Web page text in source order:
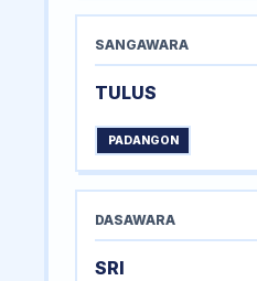
SANGAWARA
TULUS
PADANGON
DASAWARA
SRI